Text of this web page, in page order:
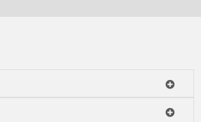
do IMS no Rio de Janeiro será